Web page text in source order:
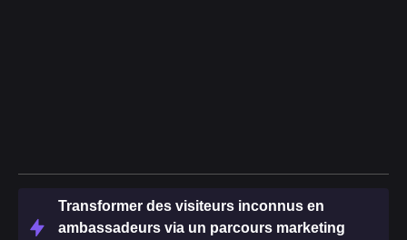
Transformer des visiteurs inconnus en
ambassadeurs via un parcours marketing